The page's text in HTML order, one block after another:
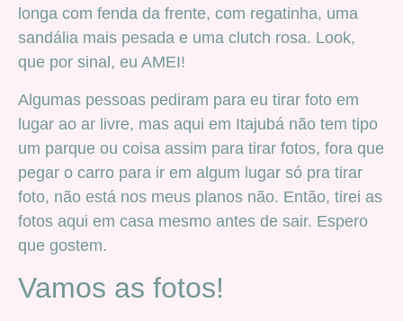
longa com fenda da frente, com regatinha, uma
sandália mais pesada e uma clutch rosa. Look,
que por sinal, eu AMEI!
Algumas pessoas pediram para eu tirar foto em
lugar ao ar livre, mas aqui em Itajubá não tem tipo
um parque ou coisa assim para tirar fotos, fora que
pegar o carro para ir em algum lugar só pra tirar
foto, não está nos meus planos não. Então, tirei as
fotos aqui em casa mesmo antes de sair. Espero
que gostem.
Vamos as fotos!